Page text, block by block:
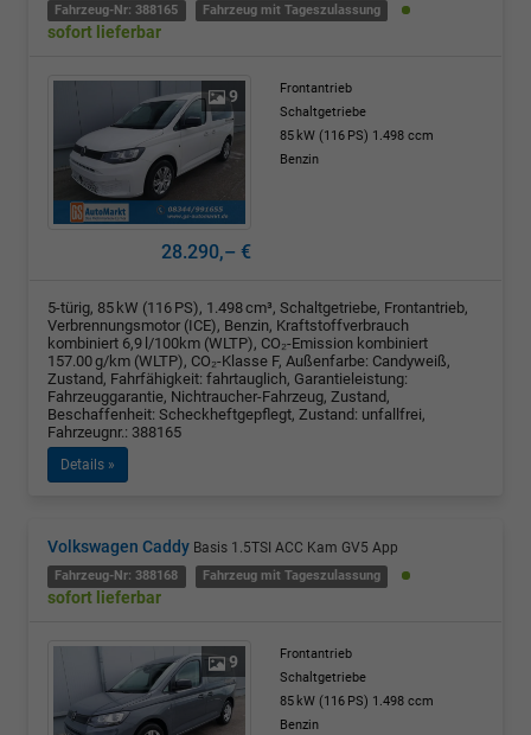
Fahrzeug-Nr: 388165 Fahrzeug mit Tageszulassung
sofort lieferbar
9
Frontantrieb
Schaltgetriebe
85 kW (116 PS) 1.498 ccm
Benzin
28.290,– €
5-türig, 85 kW (116 PS), 1.498 cm³, Schaltgetriebe, Frontantrieb,
Verbrennungsmotor (ICE), Benzin, Kraftstoffverbrauch
kombiniert 6,9 l/100km (WLTP), CO₂-Emission kombiniert
157.00 g/km (WLTP), CO₂-Klasse F, Außenfarbe: Candyweiß,
Zustand, Fahrfähigkeit: fahrtauglich, Garantieleistung:
Fahrzeuggarantie, Nichtraucher-Fahrzeug, Zustand,
Beschaffenheit: Scheckheftgepflegt, Zustand: unfallfrei,
Fahrzeugnr.: 388165
Details »
Volkswagen Caddy Basis 1.5TSI ACC Kam GV5 App
Fahrzeug-Nr: 388168 Fahrzeug mit Tageszulassung
sofort lieferbar
9
Frontantrieb
Schaltgetriebe
85 kW (116 PS) 1.498 ccm
Benzin